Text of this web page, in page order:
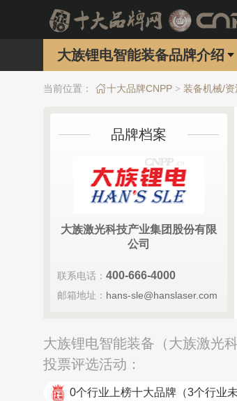
大族锂电智能装备品牌介绍
当前位置： 十大品牌CNPP > 装备机械/资
品牌档案
大族激光科技产业集团股份有限
公司
联系电话： 400-666-4000
邮箱地址： hans-sle@hanslaser.com
大族锂电智能装备（大族激光
投票评选活动：
0个行业上榜十大品牌 （3个行业